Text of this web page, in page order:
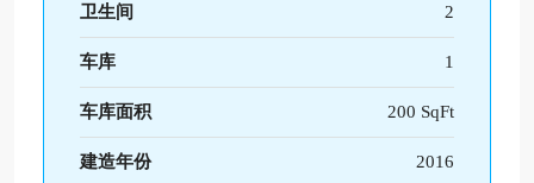
卫生间 2
车库 1
车库面积 200 SqFt
建造年份 2016